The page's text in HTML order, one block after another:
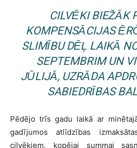
CILVĒKI BIEŽĀK
KOMPENSĀCIJAS
SLIMĪBU DĒĻ LAIKĀ
SEPTEMBRIM UN
JŪLIJĀ, UZRĀDA
SABIEDRĪBAS
Pēdējo trīs gadu laikā ar
gadījumos atlīdzības
cilvēkiem, kopējai summai